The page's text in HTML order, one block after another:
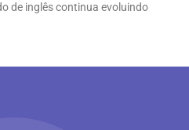
de inglês continua evoluindo